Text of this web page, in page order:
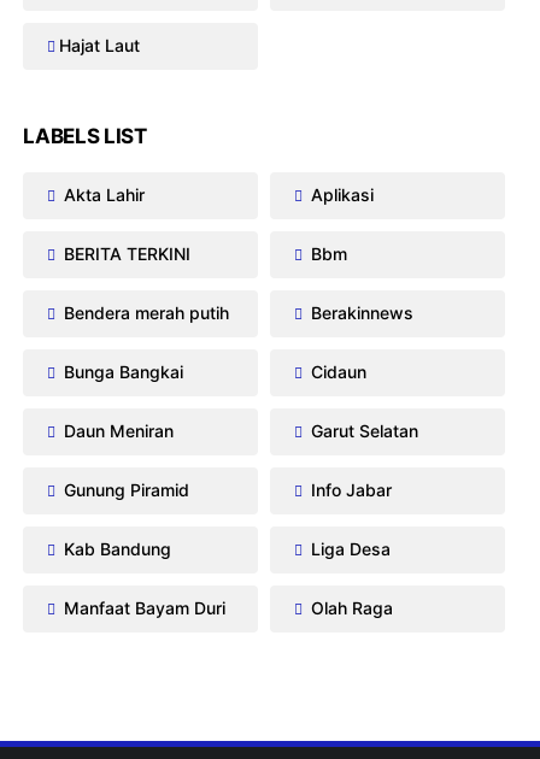
Hajat Laut
LABELS LIST
Akta Lahir Aplikasi
BERITA TERKINI Bbm
Bendera merah putih Berakinnews
Bunga Bangkai Cidaun
Daun Meniran Garut Selatan
Gunung Piramid Info Jabar
Kab Bandung Liga Desa
Manfaat Bayam Duri Olah Raga